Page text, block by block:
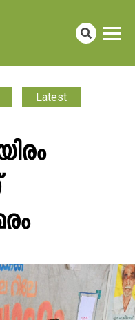
Latest